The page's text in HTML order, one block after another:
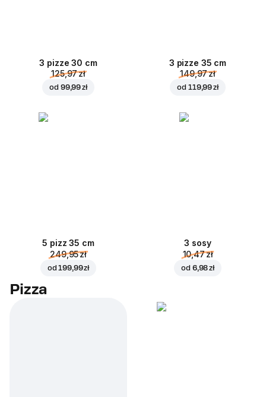
3 pizze 30 cm
125,97 zł
od 99,99 zł
3 pizze 35 cm
149,97 zł
od 119,99 zł
5 pizz 35 cm
249,95 zł
od199,99 zł
3 sosy
10,47 zł
od 6,98 zł
Pizza